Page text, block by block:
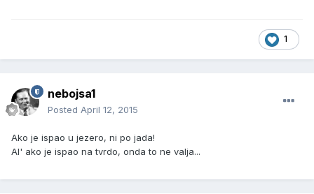
1
nebojsa1
Posted April 12, 2015
Ako je ispao u jezero, ni po jada!
Al' ako je ispao na tvrdo, onda to ne valja...